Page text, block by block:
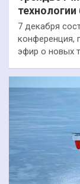
7 декабря
конференция,
эфир о новых